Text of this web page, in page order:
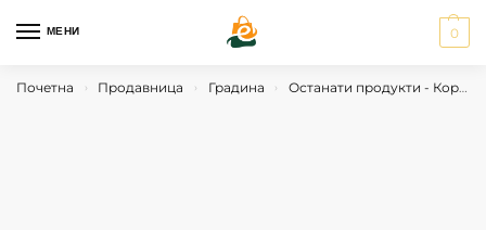
МЕНИ 0
Почетна › Продавница › Градина › Останати продукти - Корисни Алатки